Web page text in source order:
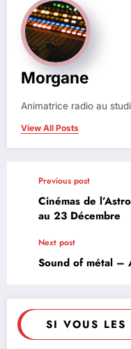
Morgane
Animatrice radio au
View All Posts
Previous post
Cinémas de
au 23 Décembre
Next post
Sound of métal –
SI VOUS LES